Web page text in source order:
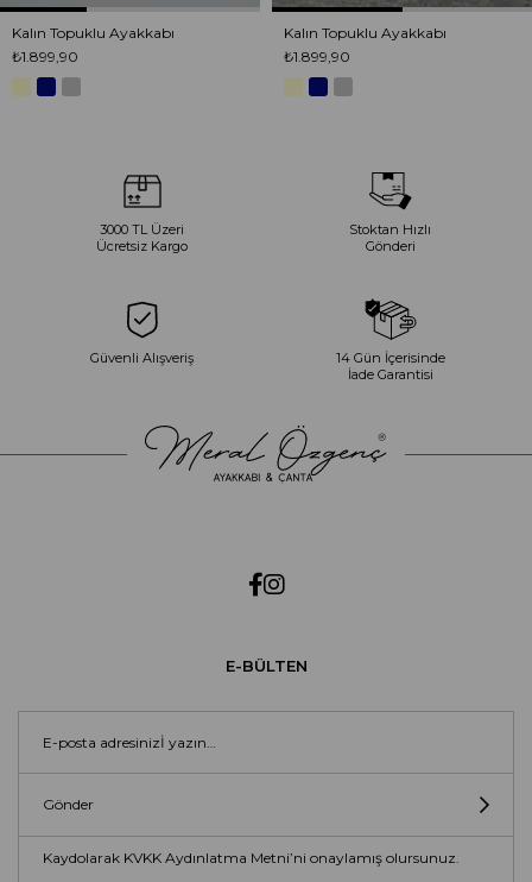
Kalın Topuklu Ayakkabı
₺1.899,90
Kalın Topuklu Ayakkabı
₺1.899,90
3000 TL Üzeri
Ücretsiz Kargo
Stoktan Hızlı
Gönderi
Güvenli Alışveriş
14 Gün İçerisinde
İade Garantisi
E-BÜLTEN
Gönder
Kaydolarak KVKK Aydınlatma Metni’ni onaylamış olursunuz.